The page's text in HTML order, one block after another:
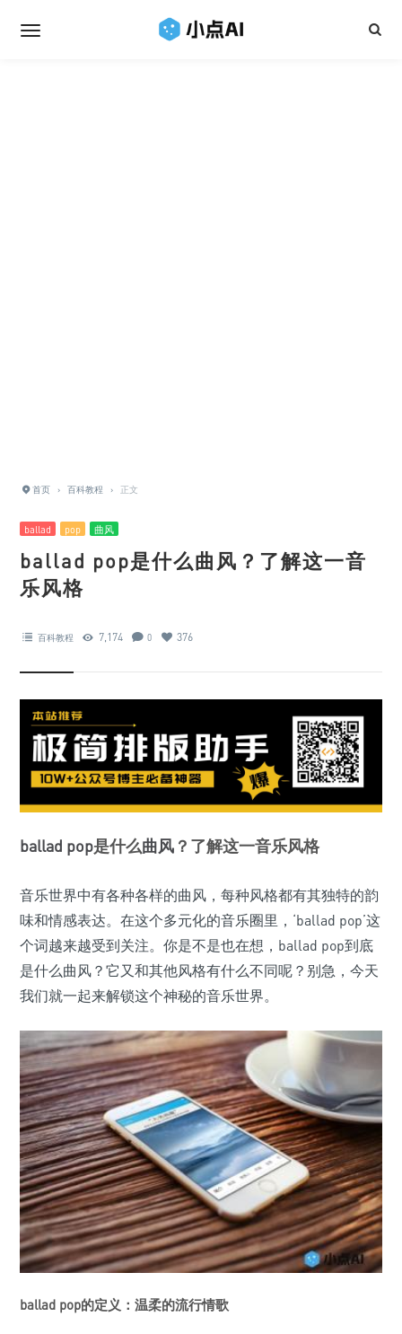
首页 › 百科教程 › 正文
ballad pop 曲风
ballad pop是什么曲风？了解这一音
乐风格
百科教程 7,174 0 376
ballad pop是什么曲风 ？了解这一音乐风格
音乐世界中有各种各样的曲风，每种风格都有其独特的韵
味和情感表达。在这个多元化的音乐圈里，‘ballad pop’这
个词越来越受到关注。你是不是也在想，ballad pop到底
是什么曲风？它又和其他风格有什么不同呢？别急，今天
我们就一起来解锁这个神秘的音乐世界。
ballad pop的定义：温柔的流行情歌